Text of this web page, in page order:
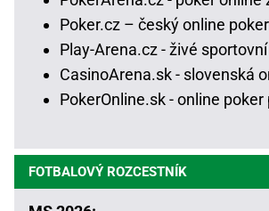
Poker.cz – český online
Play-Arena.cz - živé
CasinoArena.sk - slovenská
PokerOnline.sk - online
FOTBALOVÝ ROZCESTNÍK